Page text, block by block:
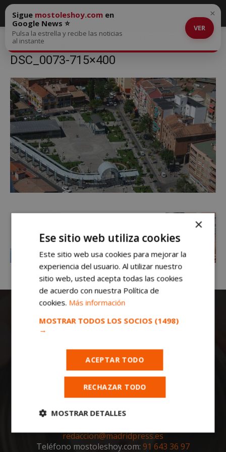
Inicio
El 60% del PSOE de Móstoles apoya a Juan Lobato
DSC_0073-715x400
DSC_0073-715×400
Sigue mostoleshoy.com en
Google News ⭐
Pulsa la estrella y recibe las noticias
al instante
VER
×
Todas las noticias de Móstoles en
mostoleshoy.com. Mantente informado de
toda la actualidad, noticias, eventos, ocio y
redaccion@madridpress.es
Teléfono mostoleshoy.com: 91 643 36 97
×
Ese sitio web utiliza cookies
Este sitio web usa cookies para mejorar la
experiencia del usuario. Al utilizar nuestro
sitio web, usted acepta todas las cookies
de acuerdo con nuestra Política de
cookies. Más información
MOSTRAR TODOS LOS SOCIOS (1498)
→
ACEPTAR TODO
RECHAZAR TODO
MOSTRAR DETALLES
Cookies
estrictamente
necesarias
Cookies de
rendimiento